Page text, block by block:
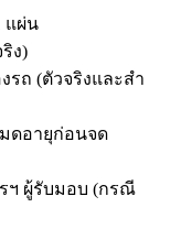
แผ่น
ง)
รถ (ตัวจริงและสำ
ดอายุก่อนจด
ฯ ผู้รับมอบ (กรณี